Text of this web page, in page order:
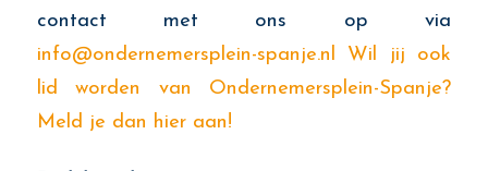
contact met ons op via
info@ondernemersplein-spanje.nl
Wil jij ook
lid worden van Ondernemersplein-Spanje?
Meld je dan hier aan!